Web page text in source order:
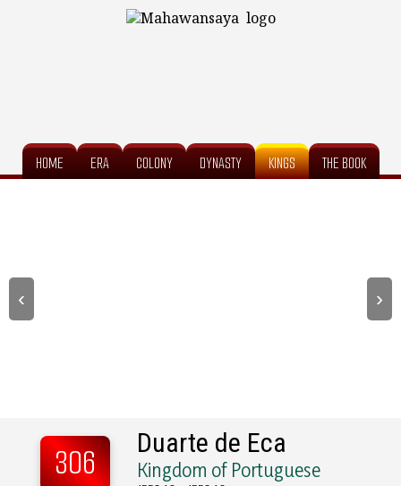
HOME ERA COLONY DYNASTY KINGS THE BOOK
‹ ›
306 Duarte de Eca
Kingdom of Portuguese